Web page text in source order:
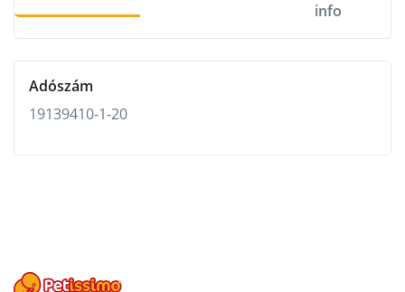
info
Adószám
19139410-1-20